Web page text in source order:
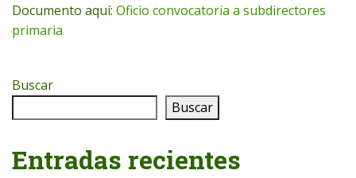
Documento aquí: Oficio convocatoria a subdirectores
primaria
Buscar
Buscar
Entradas recientes